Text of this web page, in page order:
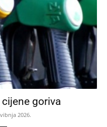
goriva
2026.